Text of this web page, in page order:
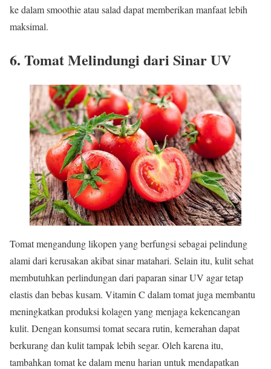
ke dalam smoothie atau salad dapat memberikan manfaat lebih
maksimal.
6. Tomat Melindungi dari Sinar UV
Tomat mengandung likopen yang berfungsi sebagai pelindung
alami dari kerusakan akibat sinar matahari. Selain itu, kulit sehat
membutuhkan perlindungan dari paparan sinar UV agar tetap
elastis dan bebas kusam. Vitamin C dalam tomat juga membantu
meningkatkan produksi kolagen yang menjaga kekencangan
kulit. Dengan konsumsi tomat secara rutin, kemerahan dapat
berkurang dan kulit tampak lebih segar. Oleh karena itu,
tambahkan tomat ke dalam menu harian untuk mendapatkan